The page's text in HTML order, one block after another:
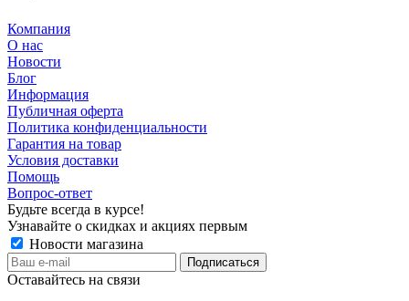
Компания
О нас
Новости
Блог
Информация
Публичная оферта
Политика конфиденциальности
Гарантия на товар
Условия доставки
Помощь
Вопрос-ответ
Будьте всегда в курсе!
Узнавайте о скидках и акциях первым
Новости магазина
Оставайтесь на связи